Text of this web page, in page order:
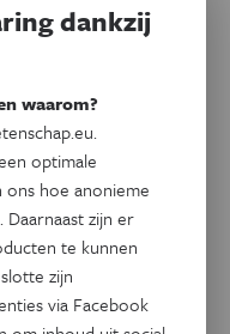
over dit onderwerp
de
of omnivoor
van bepaalde
beïnvloeden.
met een specifiek
tijd worden gevolgd,
dankzij
waarom?
optimale
hoe anonieme
zijn er
te kunnen
zijn
via Facebook